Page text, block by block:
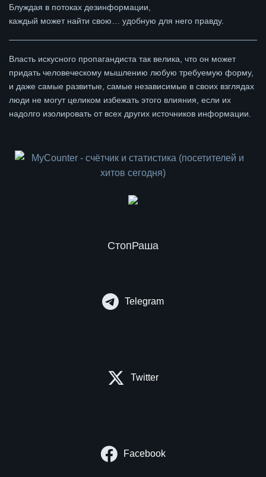
Блуждая в потоках дезинформации,
каждый может найти свою… удобную для него правду.
Власть искусного пропагандиста так велика, что он может
придать человеческому мышлению любую требуемую форму,
и даже самые развитые, самые независимые в своих взглядах
люди не могут целиком избежать этого влияния, если их
надолго изолировать от всех других источников информации.
СтопРаша
Telegram
Twitter
Facebook